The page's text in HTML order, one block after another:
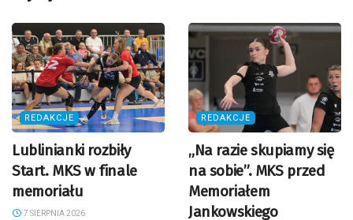
REDAKCJE
Lublinianki rozbiły
Start. MKS w finale
memoriału
7 SIERPNIA 2026
REDAKCJE
„Na razie skupiamy się
na sobie”. MKS przed
Memoriałem
Jankowskiego